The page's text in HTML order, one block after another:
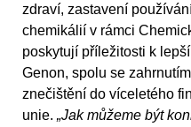
zdraví, zastavení
chemikálií v rámci
poskytují příležitosti k
Genon, spolu se
znečištění do víceletého
unie. „Jak můžeme být